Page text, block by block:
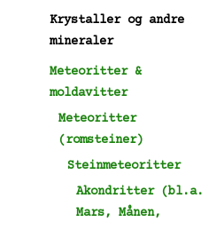
Krystaller og andre
mineraler
Meteoritter &
moldavitter
Meteoritter
(romsteiner)
Steinmeteoritter
Akondritter (bl.a.
Mars, Månen,